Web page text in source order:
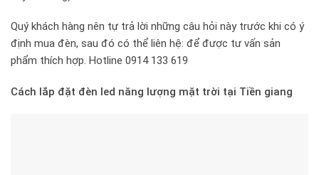
Quý khách hàng nên tự trả lời những câu hỏi này trước khi có ý
định mua đèn, sau đó có thể liên hệ: để được tư vấn sản
phẩm thích hợp. Hotline 0914 133 619
Cách lắp đặt đèn led năng lượng mặt trời tại Tiền giang